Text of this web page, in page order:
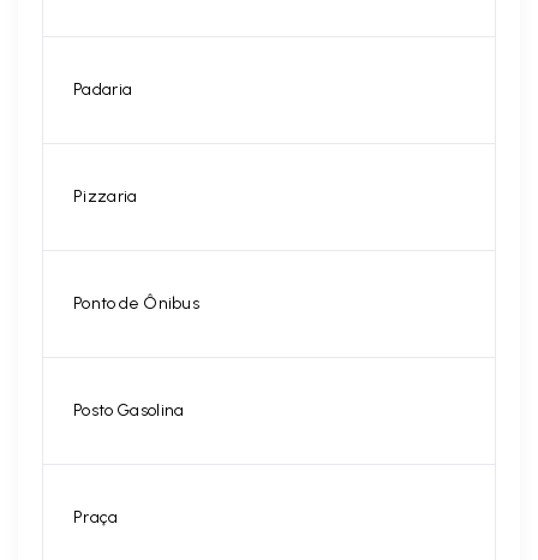
Padaria
Pizzaria
Ponto de Ônibus
Posto Gasolina
Praça